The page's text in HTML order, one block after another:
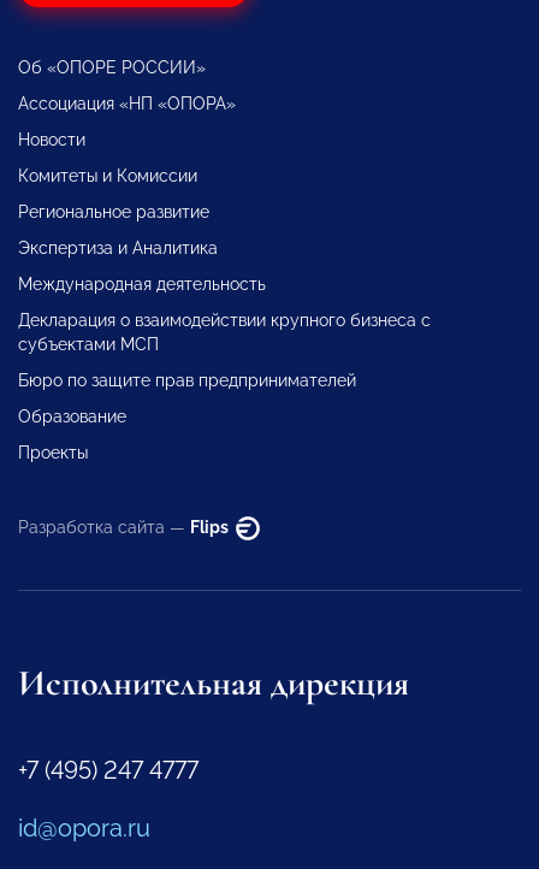
Об «ОПОРЕ РОССИИ»
Ассоциация «НП «ОПОРА»
Новости
Комитеты и Комиссии
Региональное развитие
Экспертиза и Аналитика
Международная деятельность
Декларация о взаимодействии крупного бизнеса с
субъектами МСП
Бюро по защите прав предпринимателей
Образование
Проекты
Разработка сайта — Flips
Исполнительная дирекция
+7 (495) 247 4777
id@opora.ru